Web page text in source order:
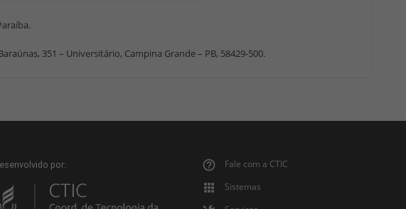
351 – Universitário, Campina Grande – PB, 58429-500.
por:
Fale com a CTIC
Sistemas